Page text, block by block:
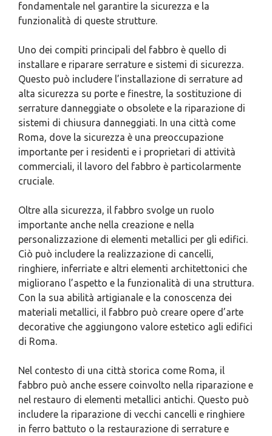
fondamentale nel garantire la sicurezza e la
funzionalità di queste strutture.
Uno dei compiti principali del fabbro è quello di
installare e riparare serrature e sistemi di sicurezza.
Questo può includere l’installazione di serrature ad
alta sicurezza su porte e finestre, la sostituzione di
serrature danneggiate o obsolete e la riparazione di
sistemi di chiusura danneggiati. In una città come
Roma, dove la sicurezza è una preoccupazione
importante per i residenti e i proprietari di attività
commerciali, il lavoro del fabbro è particolarmente
cruciale.
Oltre alla sicurezza, il fabbro svolge un ruolo
importante anche nella creazione e nella
personalizzazione di elementi metallici per gli edifici.
Ciò può includere la realizzazione di cancelli,
ringhiere, inferriate e altri elementi architettonici che
migliorano l’aspetto e la funzionalità di una struttura.
Con la sua abilità artigianale e la conoscenza dei
materiali metallici, il fabbro può creare opere d’arte
decorative che aggiungono valore estetico agli edifici
di Roma.
Nel contesto di una città storica come Roma, il
fabbro può anche essere coinvolto nella riparazione e
nel restauro di elementi metallici antichi. Questo può
includere la riparazione di vecchi cancelli e ringhiere
in ferro battuto o la restaurazione di serrature e